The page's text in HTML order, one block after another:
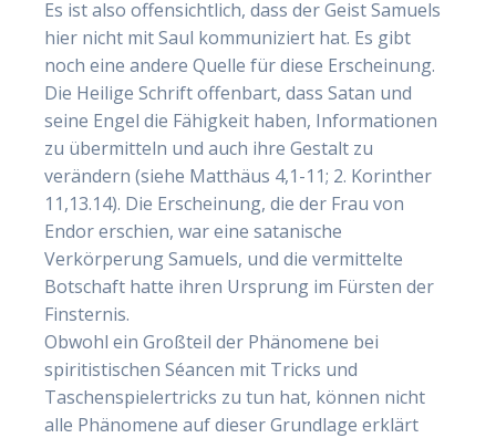
Es ist also offensichtlich, dass der Geist Samuels
hier nicht mit Saul kommuniziert hat. Es gibt
noch eine andere Quelle für diese Erscheinung.
Die Heilige Schrift offenbart, dass Satan und
seine Engel die Fähigkeit haben, Informationen
zu übermitteln und auch ihre Gestalt zu
verändern (siehe Matthäus 4,1-11; 2. Korinther
11,13.14). Die Erscheinung, die der Frau von
Endor erschien, war eine satanische
Verkörperung Samuels, und die vermittelte
Botschaft hatte ihren Ursprung im Fürsten der
Finsternis.
Obwohl ein Großteil der Phänomene bei
spiritistischen Séancen mit Tricks und
Taschenspielertricks zu tun hat, können nicht
alle Phänomene auf dieser Grundlage erklärt